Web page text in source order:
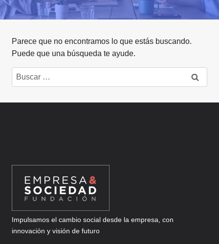
Parece que no encontramos lo que estás buscando.
Puede que una búsqueda te ayude.
Buscar:
Impulsamos el cambio social desde la empresa, con
innovación y visión de futuro